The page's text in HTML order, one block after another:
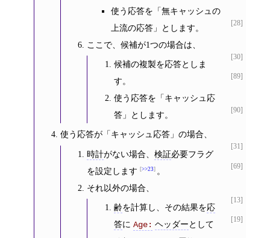
[28]
使う応答を「無キャッシュの
上流の応答」とします。
[30]
ここで、候補が1つの場合は、
[89]
候補の複製を応答としま
す。
[90]
使う応答を「キャッシュ応
答」とします。
[31]
使う応答が「キャッシュ応答」の場合、
[69]
時計がない場合、検証必要フラグ
を設定します >>23 。
[13]
それ以外の場合、
[19]
齢を計算し、その結果を応
答に Age: ヘッダーとして